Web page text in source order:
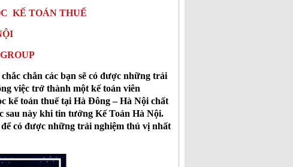
KẾ TOÁN THUẾ
chắn các bạn sẽ có được những trải
việc trở thành một kế toán viên
kế toán thuế tại Hà Đông – Hà Nội chất
sau này khi tin tưởng Kế Toán Hà Nội.
có được những trải nghiệm thú vị nhất